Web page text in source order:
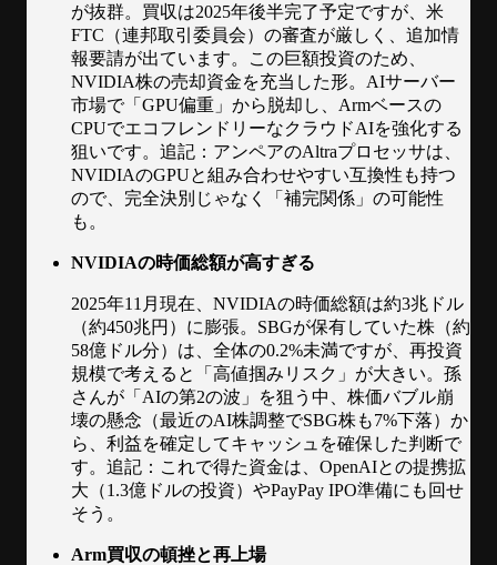
が抜群。買収は2025年後半完了予定ですが、米
FTC（連邦取引委員会）の審査が厳しく、追加情
報要請が出ています。この巨額投資のため、
NVIDIA株の売却資金を充当した形。AIサーバー
市場で「GPU偏重」から脱却し、Armベースの
CPUでエコフレンドリーなクラウドAIを強化する
狙いです。追記：アンペアのAltraプロセッサは、
NVIDIAのGPUと組み合わせやすい互換性も持つ
ので、完全決別じゃなく「補完関係」の可能性
も。
NVIDIAの時価総額が高すぎる
2025年11月現在、NVIDIAの時価総額は約3兆ドル
（約450兆円）に膨張。SBGが保有していた株（約
58億ドル分）は、全体の0.2%未満ですが、再投資
規模で考えると「高値掴みリスク」が大きい。孫
さんが「AIの第2の波」を狙う中、株価バブル崩
壊の懸念（最近のAI株調整でSBG株も7%下落）か
ら、利益を確定してキャッシュを確保した判断で
す。追記：これで得た資金は、OpenAIとの提携拡
大（1.3億ドルの投資）やPayPay IPO準備にも回せ
そう。
Arm買収の頓挫と再上場